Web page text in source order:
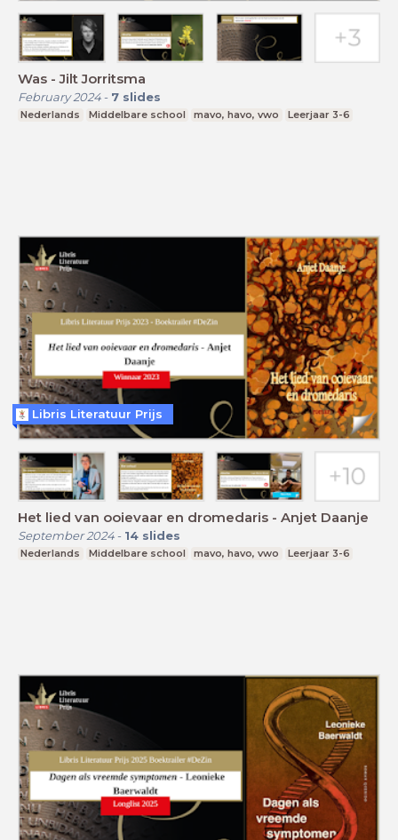
Was - Jilt Jorritsma
February 2024- 7 slides
Nederlands Middelbare school mavo, havo, vwo Leerjaar 3-6
Het lied van ooievaar en dromedaris - Anjet Daanje
September 2024- 14 slides
Nederlands Middelbare school mavo, havo, vwo Leerjaar 3-6
Libris Literatuur Prijs